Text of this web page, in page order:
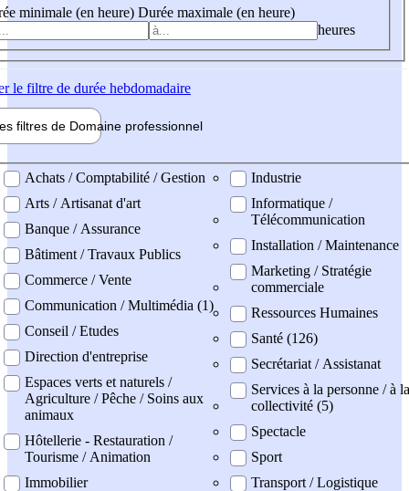
minimale (en heure) Durée maximale (en heure)
heures
le filtre de durée hebdomadaire
filtres de Domaine professionnel
professionel
Achats / Comptabilité / Gestion
Arts / Artisanat d'art
Banque / Assurance
Bâtiment / Travaux Publics
Commerce / Vente
Communication / Multimédia (1)
Conseil / Etudes
Direction d'entreprise
Espaces verts et naturels /
Agriculture / Pêche / Soins aux
animaux
Hôtellerie - Restauration /
Tourisme / Animation
Immobilier
Industrie
Informatique /
Télécommunication
Installation / Maintenance
Marketing / Stratégie
commerciale
Ressources Humaines
Santé (126)
Secrétariat / Assistanat
Services à la personne / à la
collectivité (5)
Spectacle
Sport
Transport / Logistique